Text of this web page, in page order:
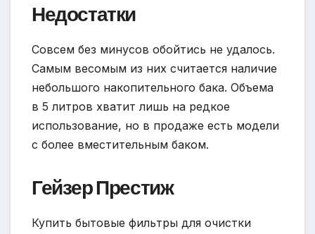
Недостатки
Совсем без минусов обойтись не удалось.
Самым весомым из них считается наличие
небольшого накопительного бака. Объема
в 5 литров хватит лишь на редкое
использование, но в продаже есть модели
с более вместительным баком.
Гейзер Престиж
Купить бытовые фильтры для очистки